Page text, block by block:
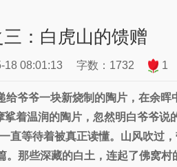
：白虎山的馈赠
18 08:01:13 字数：1732 1
爷爷一块新烧制的陶片，在余晖
着温润的陶片，忽然明白爷爷说
直等待着被真正读懂。山风吹过
那些深藏的白土，连起了佛窝村